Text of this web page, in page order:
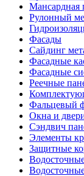
Мансардная
Рулонный
Фасады
Сайдинг
Фасадные
Фасадные
Реечные
Фальцевый
Окна и
Сэндвич
Элементы
Защитные